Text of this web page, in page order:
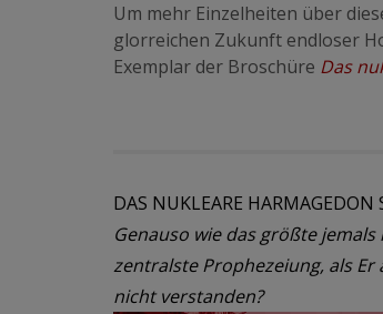
Um mehr Einzelheiten über
glorreichen Zukunft endloser
Exemplar der Broschüre Das
DAS NUKLEARE HARMAGEDON
Genauso wie das größte
zentralste Prophezeiung, als
nicht verstanden?